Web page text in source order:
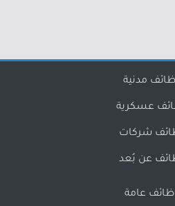
مدنية
عسكرية
شركات
عن بُعد
عامة